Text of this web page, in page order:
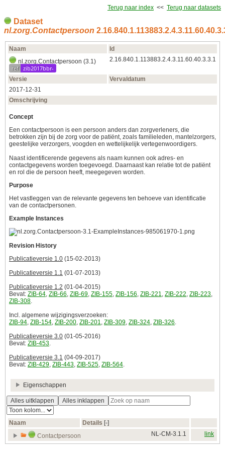
Terug naar index << Terug naar datasets
Dataset
nl.zorg.Contactpersoon
Naam
Id
nl.zorg.Contactpersoon (3.1)
ref zib2017bbr-
2.16.840.1.113883.2.4.3.11.60.40.3.3.1
Versie
Vervaldatum
2017‑12‑31
Omschrijving
Concept
Een contactpersoon is een persoon anders dan zorgverleners, die
betrokken zijn bij de zorg voor de patiënt, zoals familieleden, mantelzorgers,
geestelijke verzorgers, voogden en wettelijkelijk vertegenwoordigers.
Naast identificerende gegevens als naam kunnen ook adres- en
contactgegevens worden toegevoegd. Daarnaast kan relatie tot de patiënt
en rol die de persoon heeft, meegegeven worden.
Purpose
Het vastleggen van de relevante gegevens ten behoeve van identificatie
van de contactpersonen.
Example Instances
Revision History
Publicatieversie 1.0 (15-02-2013)
Publicatieversie 1.1 (01-07-2013)
Publicatieversie 1.2 (01-04-2015)
Bevat: ZIB-64, ZIB-66, ZIB-69, ZIB-155, ZIB-156, ZIB-221, ZIB-222, ZIB-223,
ZIB-308.
Incl. algemene wijzigingsverzoeken:
ZIB-94, ZIB-154, ZIB-200, ZIB-201, ZIB-309, ZIB-324, ZIB-326.
Publicatieversie 3.0 (01-05-2016)
Bevat: ZIB-453.
Publicatieversie 3.1 (04-09-2017)
Bevat: ZIB-429, ZIB-443, ZIB-525, ZIB-564.
Eigenschappen
Alles uitklappen Alles inklappen
Naam Details [‑]
Contactpersoon
NL-CM-3.1.1 link